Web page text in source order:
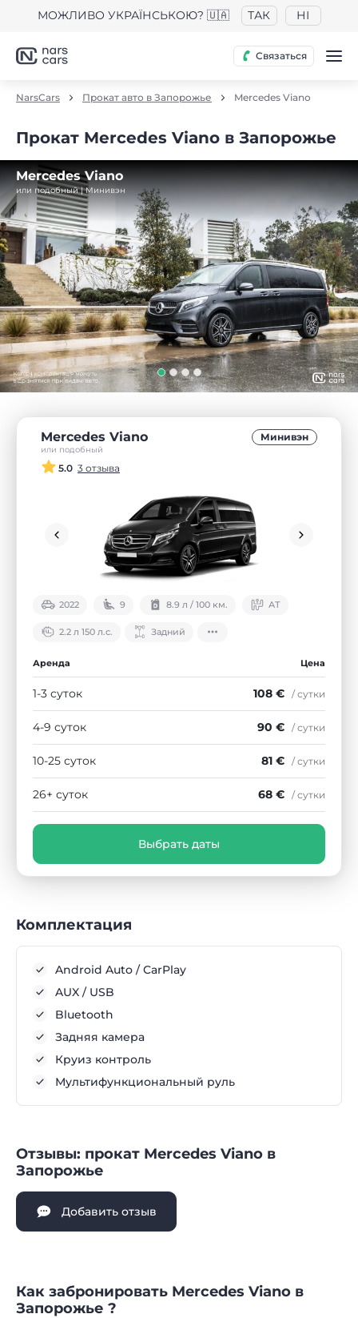
МОЖЛИВО УКРАЇНСЬКОЮ? 🇺🇦 ТАК НІ
Связаться
NarsCars Прокат авто в Запорожье Mercedes Viano
Прокат Mercedes Viano в Запорожье
Mercedes Viano
или подобный | Минивэн
Mercedes Viano
или подобный
Минивэн
5.0 3 отзыва
2022 9 8.9 л / 100 км. АТ
2.2 л 150 л.с. Задний
Аренда Цена
1-3 суток 108 € / сутки
4-9 суток 90 € / сутки
10-25 суток 81 € / сутки
26+ суток 68 € / сутки
Выбрать даты
Комплектация
Android Auto / CarPlay
AUX / USB
Bluetooth
Задняя камера
Круиз контроль
Мультифункциональный руль
Отзывы: прокат Mercedes Viano в
Запорожье
Добавить отзыв
Как забронировать Mercedes Viano в
Запорожье ?